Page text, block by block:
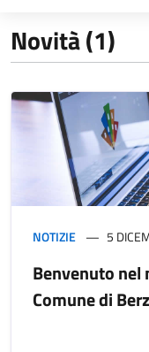
Novità (1)
NOTIZIE 5
Benvenuto
Comune di